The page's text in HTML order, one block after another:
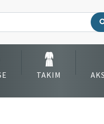
TAKIM